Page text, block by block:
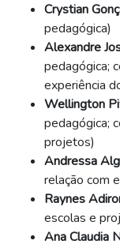
Crystian
pedagógica)
Alexandre
pedagógica;
experiência
Wellington
pedagógica;
projetos)
Andressa
relação com
Raynes
escolas e
Ana Claudia